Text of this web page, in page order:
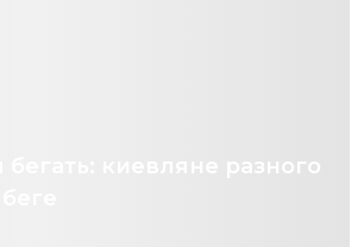
бегать: киевляне разного